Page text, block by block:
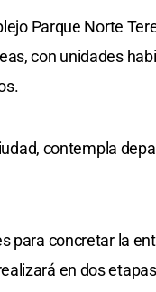
Parque Norte
con unidades
contempla
para concretar la
en dos